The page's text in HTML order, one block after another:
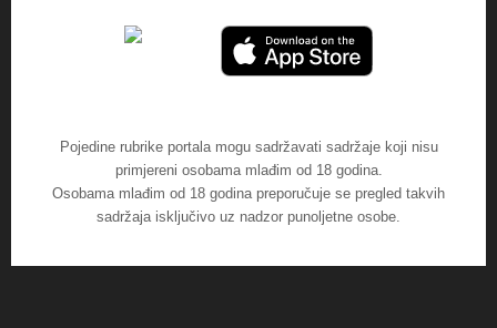
Pojedine rubrike portala mogu sadržavati sadržaje koji nisu
primjereni osobama mlađim od 18 godina.
Osobama mlađim od 18 godina preporučuje se pregled takvih
sadržaja isključivo uz nadzor punoljetne osobe.